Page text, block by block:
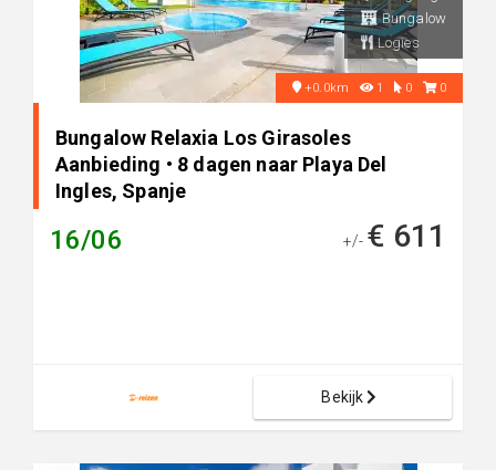
Bungalow
Logies
+0.0km 1 0 0
Bungalow Relaxia Los Girasoles
Aanbieding • 8 dagen naar Playa Del
Ingles, Spanje
16/06 +/- € 611
Bekijk